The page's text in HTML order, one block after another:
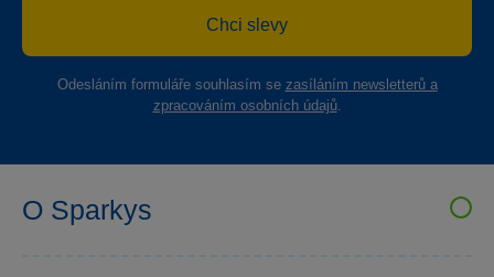
Chci slevy
Odesláním formuláře souhlasím se zasíláním newsletterů a
zpracováním osobních údajů.
O Sparkys